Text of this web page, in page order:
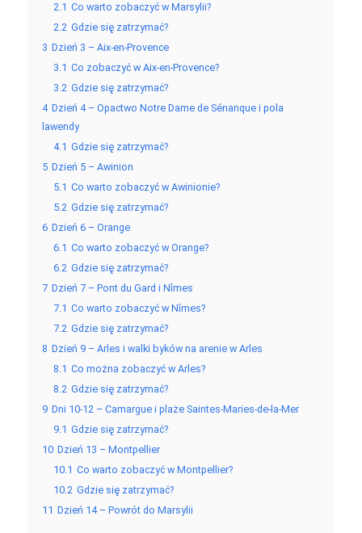
2.1 Co warto zobaczyć w Marsylii?
2.2 Gdzie się zatrzymać?
3 Dzień 3 – Aix-en-Provence
3.1 Co zobaczyć w Aix-en-Provence?
3.2 Gdzie się zatrzymać?
4 Dzień 4 – Opactwo Notre Dame de Sénanque i pola
lawendy
4.1 Gdzie się zatrzymać?
5 Dzień 5 – Awinion
5.1 Co warto zobaczyć w Awinionie?
5.2 Gdzie się zatrzymać?
6 Dzień 6 – Orange
6.1 Co warto zobaczyć w Orange?
6.2 Gdzie się zatrzymać?
7 Dzień 7 – Pont du Gard i Nîmes
7.1 Co warto zobaczyć w Nîmes?
7.2 Gdzie się zatrzymać?
8 Dzień 9 – Arles i walki byków na arenie w Arles
8.1 Co można zobaczyć w Arles?
8.2 Gdzie się zatrzymać?
9 Dni 10-12 – Camargue i plaże Saintes-Maries-de-la-Mer
9.1 Gdzie się zatrzymać?
10 Dzień 13 – Montpellier
10.1 Co warto zobaczyć w Montpellier?
10.2 Gdzie się zatrzymać?
11 Dzień 14 – Powrót do Marsylii